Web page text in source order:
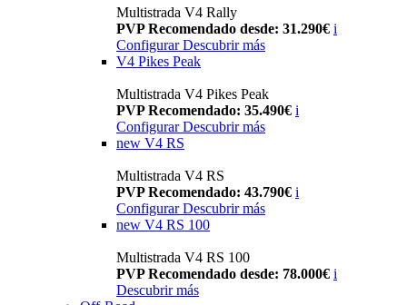
Multistrada V4 Rally
PVP Recomendado desde: 31.290€ i
Configurar Descubrir más
V4 Pikes Peak
Multistrada V4 Pikes Peak
PVP Recomendado: 35.490€ i
Configurar Descubrir más
new V4 RS
Multistrada V4 RS
PVP Recomendado: 43.790€ i
ConfigurarDescubrir más
new V4 RS 100
Multistrada V4 RS 100
PVP Recomendado desde: 78.000€ i
Descubrir más